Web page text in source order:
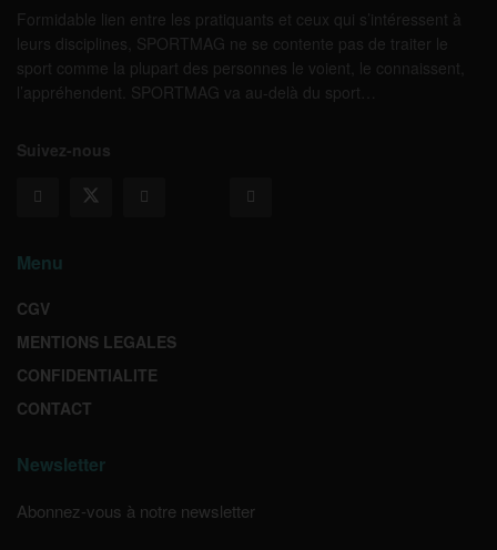
Formidable lien entre les pratiquants et ceux qui s’intéressent à
leurs disciplines, SPORTMAG ne se contente pas de traiter le
sport comme la plupart des personnes le voient, le connaissent,
l’appréhendent. SPORTMAG va au-delà du sport…
Suivez-nous
Menu
CGV
MENTIONS LEGALES
CONFIDENTIALITE
CONTACT
Newsletter
Abonnez-vous à notre newsletter